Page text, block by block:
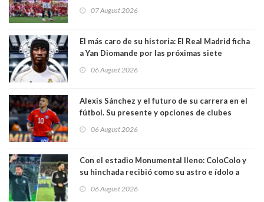
07 August 2026
El más caro de su historia: El Real Madrid ficha
a Yan Diomande por las próximas siete
06 August 2026
Alexis Sánchez y el futuro de su carrera en el
fútbol. Su presente y opciones de clubes
06 August 2026
Con el estadio Monumental lleno: ColoColo y
su hinchada recibió como su astro e ídolo a
06 August 2026